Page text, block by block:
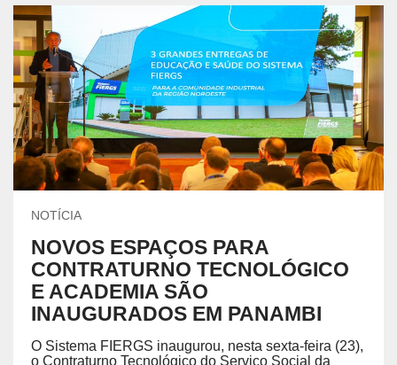
NOTÍCIA
NOVOS ESPAÇOS PARA
CONTRATURNO TECNOLÓGICO
E ACADEMIA SÃO
INAUGURADOS EM PANAMBI
O Sistema FIERGS inaugurou, nesta sexta-feira (23),
o Contraturno Tecnológico do Serviço Social da